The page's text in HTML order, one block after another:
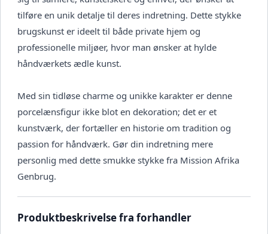
tilføre en unik detalje til deres indretning. Dette stykke
brugskunst er ideelt til både private hjem og
professionelle miljøer, hvor man ønsker at hylde
håndværkets ædle kunst.
Med sin tidløse charme og unikke karakter er denne
porcelænsfigur ikke blot en dekoration; det er et
kunstværk, der fortæller en historie om tradition og
passion for håndværk. Gør din indretning mere
personlig med dette smukke stykke fra Mission Afrika
Genbrug.
Produktbeskrivelse fra forhandler